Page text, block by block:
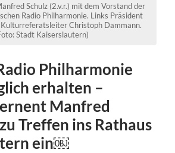
Schulz (2.v.r.) mit dem Vorstand der
Radio Philharmonie. Links Präsident
Christoph Dammann.
Stadt Kaiserslautern)
Philharmonie
erhalten –
Manfred
Treffen ins Rathaus
ein￼